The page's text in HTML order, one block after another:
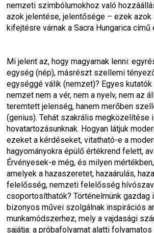
nemzeti szimbólumokhoz való
azok jelentése, jelentősége – ezek azok
kifejtésre várnak a Sacra Hungarica című
Mi jelent az, hogy magyarnak lenni:
egység (nép), másrészt szellemi
egységgé válik (nemzet)? Egyes
nemzet nem a vér, nem a nyelv, nem az
teremtett jelenség, hanem merőben
(genius). Tehát szakrális megközelítése
hovatartozásunknak. Hogyan látjuk
ezeket a kérdéseket, vitatható-e a
hagyományokra épülő értékrend felett,
Érvényesek-e még, és milyen
amelyek a hazaszeretet, hazaárulás,
felelősség, nemzeti felelősség
csoportosíthatók? Történelmünk gazdag
bizonyos művei szolgálnak inspirációs
munkamódszerhez, mely a vajdasági
sajátja: a próbafolyamat alatti